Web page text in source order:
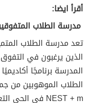
أقرأ ايضا:
مدرسة الطلاب
تعد مدرسة الطلاب
الذين يرغبون في
الطلاب الموهوبين من